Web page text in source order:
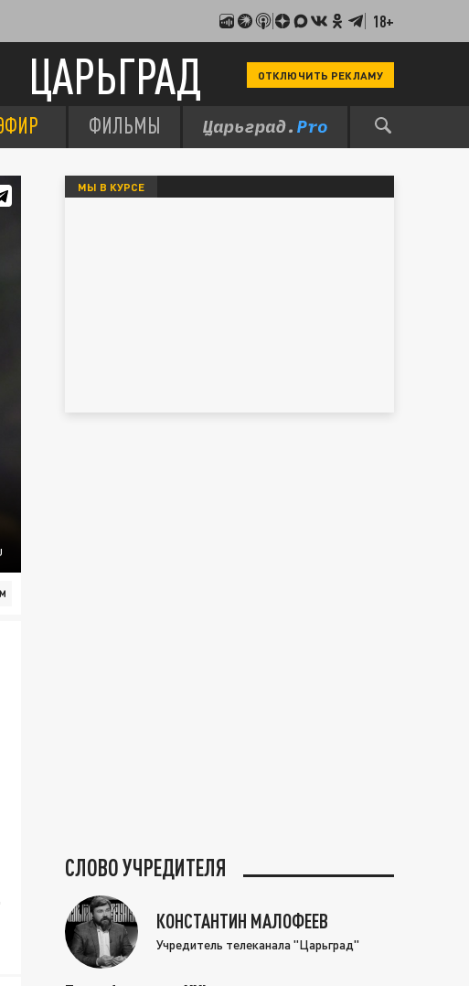
18+
ЦАРЬГРАД ОТКЛЮЧИТЬ РЕКЛАМУ
ФИЛЬМЫ
МЫ В КУРСЕ
СЛОВО УЧРЕДИТЕЛЯ
КОНСТАНТИН МАЛОФЕЕВ
Учредитель телеканала "Царьград"